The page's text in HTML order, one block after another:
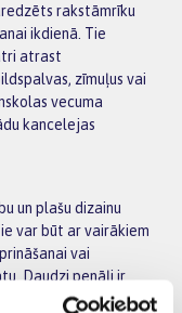
rakstāmrīku
ikdienā. Tie
atrast
zīmuļus vai
vecuma
kancelejas
un plašu dizainu
var būt ar vairākiem
vai
Daudzi penāļi ir
bērnam uzturēt